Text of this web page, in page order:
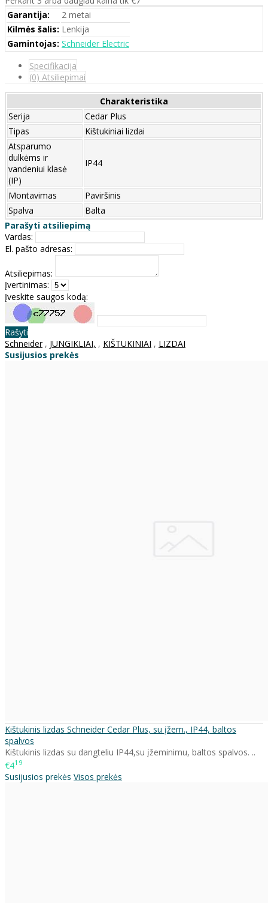
Garantija:
2 metai
Kilmės šalis: Lenkija
Gamintojas: Schneider Electric
Specifikacija
(0) Atsiliepimai
Charakteristika
Serija
Cedar Plus
Tipas
Kištukiniai lizdai
Atsparumo
dulkėms ir
vandeniui klasė
(IP)
IP44
Montavimas
Paviršinis
Spalva
Balta
Parašyti atsiliepimą
Vardas:
El. pašto adresas:
Atsiliepimas:
Įvertinimas:
Įveskite saugos kodą:
Rašyti
Schneider, JUNGIKLIAI, , KIŠTUKINIAI , LIZDAI
Susijusios prekės
Kištukinis lizdas Schneider Cedar Plus, su įžem., IP44, baltos
spalvos
Kištukinis lizdas su dangteliu IP44,su įžeminimu, baltos spalvos. ..
€419
Susijusios prekės Visos prekės